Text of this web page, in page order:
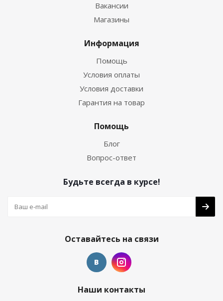
Вакансии
Магазины
Информация
Помощь
Условия оплаты
Условия доставки
Гарантия на товар
Помощь
Блог
Вопрос-ответ
Будьте всегда в курсе!
Оставайтесь на связи
Наши контакты